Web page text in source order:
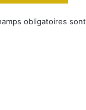
obligatoires sont